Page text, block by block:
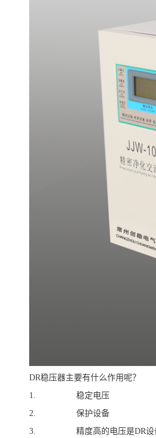
DR稳压器主要有什么作用呢？
1. 稳定电压
2. 保护设备
3. 精度高的电压是DR设